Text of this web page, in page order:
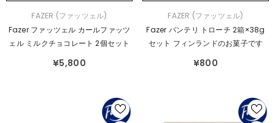
売
元：
FAZER (ファッツェル)
Fazer ファッツェル カールファッツ
ェル ミルクチョコレート 2個セット
¥5,800
売
元：
FAZER (ファッツェル)
Fazer パンテリ トローチ 2箱×38g
セット フィンランドのお菓子です
¥800